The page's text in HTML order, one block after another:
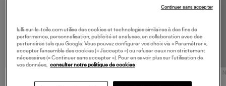
JEROME DREYFUSS TORAL
lulli-sur-la-toile.com utilise des cookies et technologies similaires à des fins de
performance, personnalisation, publicité et analyses, en collaboration avec des
partenaires tels que Google. Vous pouvez configurer vos choix via « Paramétrer »,
accepter l’ensemble des cookies (« J’accepte ») ou refuser ceux non strictement
nécessaires (« Continuer sans accepter »). Pour en savoir plus sur l’utilisation de
vos données, consulter notre politique de cookies
Continuer sans accepter